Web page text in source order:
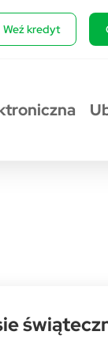
Weź kredyt